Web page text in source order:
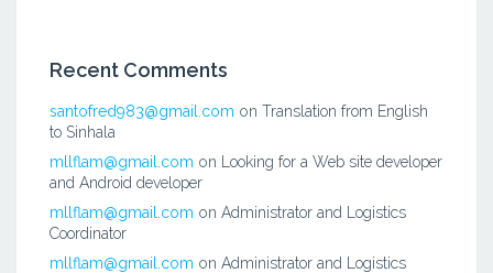
Recent Comments
santofred983@gmail.com on Translation from English
to Sinhala
mllflam@gmail.com on
Looking for a Web site developer
and Android developer
mllflam@gmail.com on Administrator and Logistics
Coordinator
mllflam@gmail.com on Administrator and Logistics